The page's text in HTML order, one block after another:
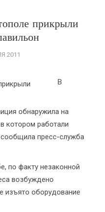
прикрыли
2011
В
обнаружила на
котором работали
пресс-служба
по факту незаконной
возбуждено
изъято оборудование